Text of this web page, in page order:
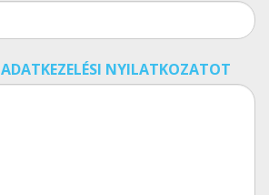
ADATKEZELÉSI NYILATKOZATOT